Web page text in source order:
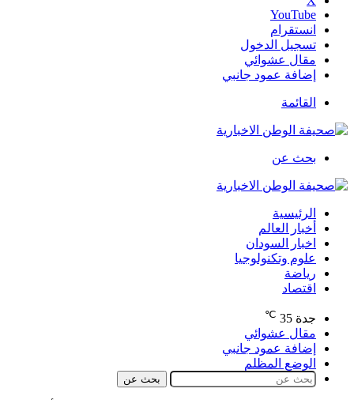
‫YouTube
انستقرام
تسجيل الدخول
مقال عشوائي
إضافة عمود جانبي
القائمة
بحث عن
الرئيسية
أخبار العالم
اخبار السودان
علوم وتكنولوجيا
رياضة
اقتصاد
جدة 35
℃
مقال عشوائي
إضافة عمود جانبي
الوضع المظلم
بحث عن